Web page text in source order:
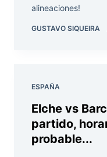
alineaciones!
GUSTAVO SIQUEIRA
ESPAÑA
Elche vs
partido,
probable...